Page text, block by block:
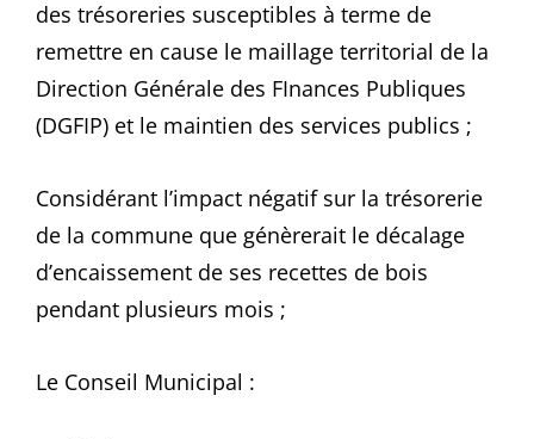
des trésoreries susceptibles à terme de
remettre en cause le maillage territorial de la
Direction Générale des FInances Publiques
(DGFIP) et le maintien des services publics ;
Considérant l’impact négatif sur la trésorerie
de la commune que génèrerait le décalage
d’encaissement de ses recettes de bois
pendant plusieurs mois ;
Le Conseil Municipal :